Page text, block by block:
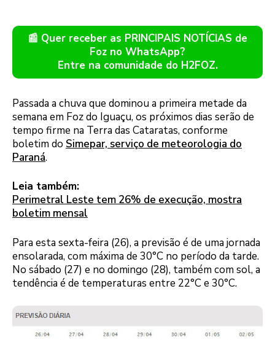
📰 Quer receber as PRINCIPAIS NOTÍCIAS de
Foz no WhatsApp?
Entre na comunidade do H2FOZ.
Passada a chuva que dominou a primeira metade da
semana em Foz do Iguaçu, os próximos dias serão de
tempo firme na Terra das Cataratas, conforme
boletim do Simepar, serviço de meteorologia do
Paraná.
Leia também:
Perimetral Leste tem 26% de execução, mostra
boletim mensal
Para esta sexta-feira (26), a previsão é de uma jornada
ensolarada, com máxima de 30°C no período da tarde.
No sábado (27) e no domingo (28), também com sol, a
tendência é de temperaturas entre 22°C e 30°C.